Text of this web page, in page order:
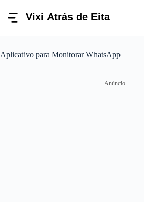
para
Aplicativo para Monitorar WhatsApp
Anúncio